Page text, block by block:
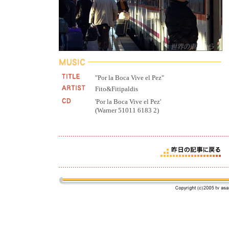
"Por la Boca Vive el Pez"
Fito&Fitipaldis
'Por la Boca Vive el Pez'
(Warner 51011 6183 2)